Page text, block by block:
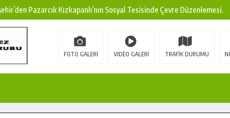
Pazarcık Kızkapanlı’nın Sosyal Tesisinde Çevre Düzenlemesi.
Pazarcık Kırsalına Modern Ulaşım Yatırımı.
KSÜ’ye Uluslararası Başarı: Edinilen Bilgi Türk Tarımına Katkı
FOTO GALERİ VIDEO GALERİ TRAFİK DURUMU